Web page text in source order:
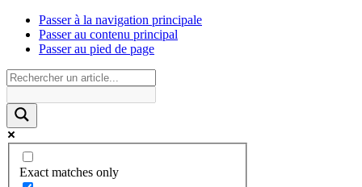
Passer à la navigation principale
Passer au contenu principal
Passer au pied de page
Exact matches only